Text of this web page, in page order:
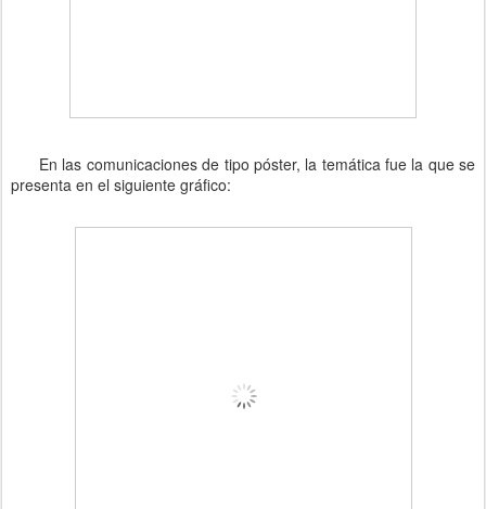
En las comunicaciones de tipo póster, la temática fue la que se
presenta en el siguiente gráfico: